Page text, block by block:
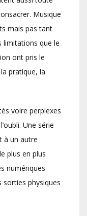
Musique
mais pas tant
limitations que le
ont pris le
pratique, la
voire perplexes
Une série
à un autre
plus en plus
numériques
sorties physiques